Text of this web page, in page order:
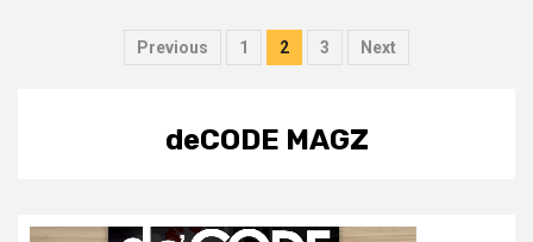
Posts
Previous 1 2 3 Next
deCODE MAGZ